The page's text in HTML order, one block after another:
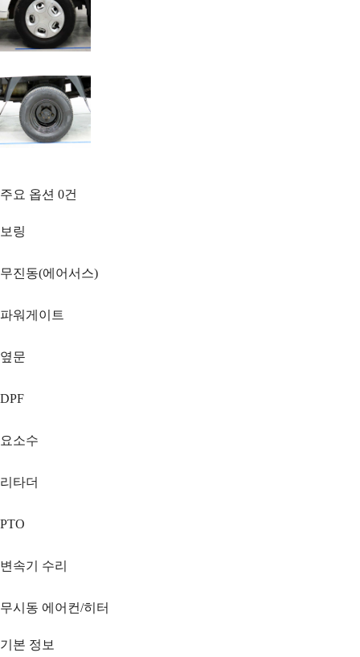
주요 옵션 0건
보링
무진동(에어서스)
파워게이트
옆문
DPF
요소수
리타더
PTO
변속기 수리
무시동 에어컨/히터
기본 정보